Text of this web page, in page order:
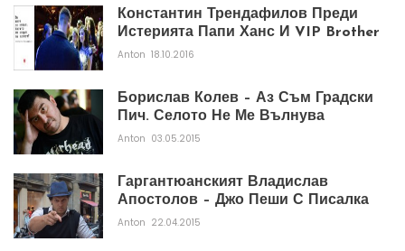
Константин Трендафилов Преди
Истерията Папи Ханс И VIP Brother
Anton 18.10.2016
Борислав Колев – Аз Съм Градски
Пич. Селото Не Ме Вълнува
Anton 03.05.2015
Гаргантюанският Владислав
Апостолов – Джо Пеши С Писалка
Anton 22.04.2015